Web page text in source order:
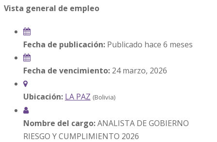
Vista general de empleo
Fecha de publicación: Publicado hace 6 meses
Fecha de vencimiento: 24 marzo, 2026
Ubicación: LA PAZ (Bolivia)
Nombre del cargo:ANALISTA DE GOBIERNO
RIESGO Y CUMPLIMIENTO 2026